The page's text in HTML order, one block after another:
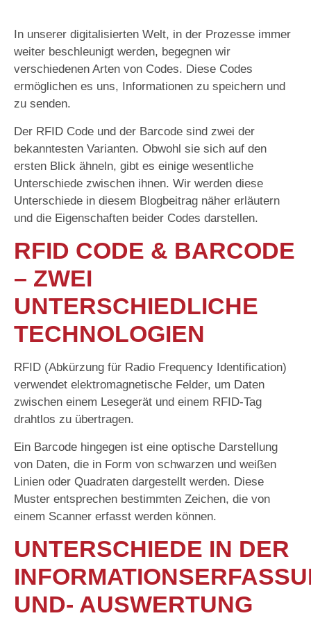
In unserer digitalisierten Welt, in der Prozesse immer
weiter beschleunigt werden, begegnen wir
verschiedenen Arten von Codes. Diese Codes
ermöglichen es uns, Informationen zu speichern und
zu senden.
Der RFID Code und der Barcode sind zwei der
bekanntesten Varianten. Obwohl sie sich auf den
ersten Blick ähneln, gibt es einige wesentliche
Unterschiede zwischen ihnen. Wir werden diese
Unterschiede in diesem Blogbeitrag näher erläutern
und die Eigenschaften beider Codes darstellen.
RFID CODE & BARCODE
– ZWEI
UNTERSCHIEDLICHE
TECHNOLOGIEN
RFID (Abkürzung für Radio Frequency Identification)
verwendet elektromagnetische Felder, um Daten
zwischen einem Lesegerät und einem RFID-Tag
drahtlos zu übertragen.
Ein Barcode hingegen ist eine optische Darstellung
von Daten, die in Form von schwarzen und weißen
Linien oder Quadraten dargestellt werden. Diese
Muster entsprechen bestimmten Zeichen, die von
einem Scanner erfasst werden können.
UNTERSCHIEDE IN DER
UND- AUSWERTUNG